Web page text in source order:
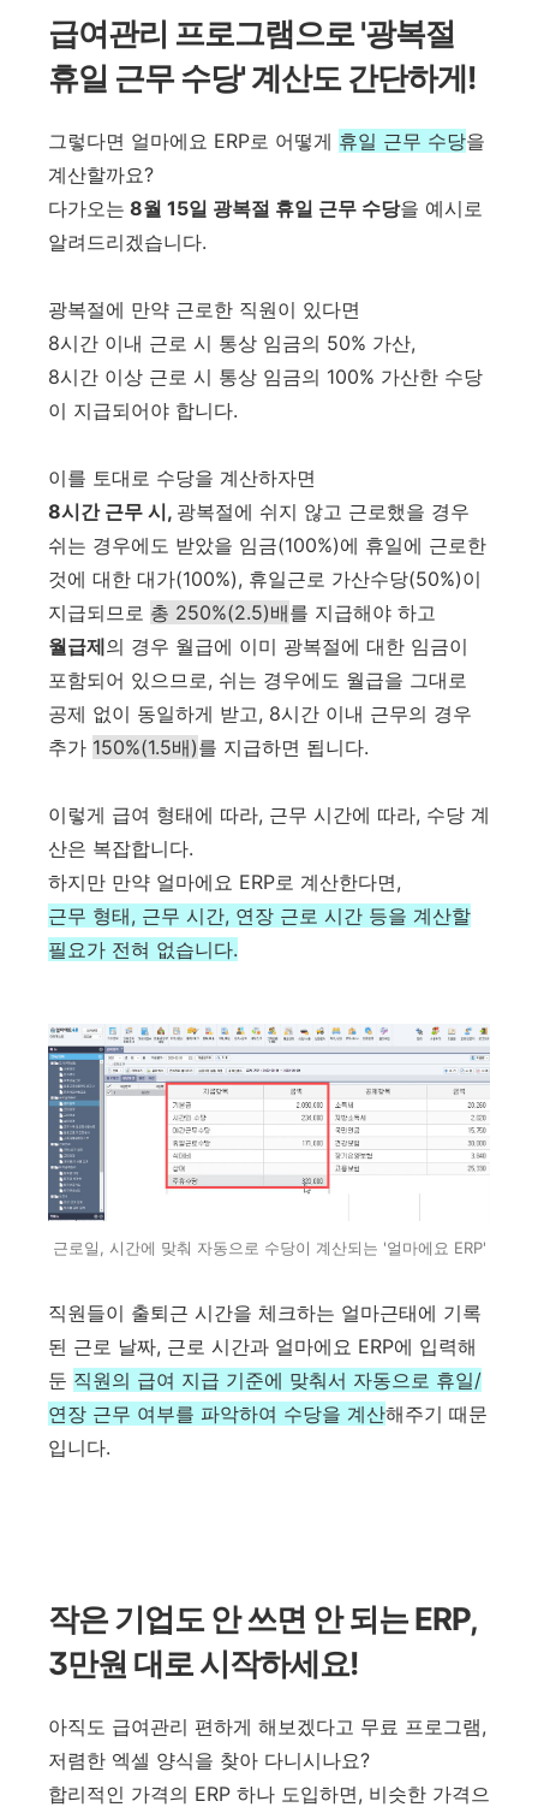
급여관리 프로그램으로 '광복절
휴일 근무 수당' 계산도 간단하게!
그렇다면 얼마에요 ERP로 어떻게 휴일 근무 수당을
계산할까요?
다가오는 8월 15일 광복절 휴일 근무 수당을 예시로
알려드리겠습니다.
광복절에 만약 근로한 직원이 있다면
8시간 이내 근로 시 통상 임금의 50% 가산,
8시간 이상 근로 시 통상 임금의 100% 가산한 수당
이 지급되어야 합니다.
이를 토대로 수당을 계산하자면
8시간 근무 시, 광복절에 쉬지 않고 근로했을 경우
쉬는 경우에도 받았을 임금(100%)에 휴일에 근로한
것에 대한 대가(100%), 휴일근로 가산수당(50%)이
지급되므로 총 250%(2.5)배를 지급해야 하고
월급제의 경우 월급에 이미 광복절에 대한 임금이
포함되어 있으므로, 쉬는 경우에도 월급을 그대로
공제 없이 동일하게 받고, 8시간 이내 근무의 경우
추가 150%(1.5배)를 지급하면 됩니다.
이렇게 급여 형태에 따라, 근무 시간에 따라, 수당 계
산은 복잡합니다.
하지만 만약 얼마에요 ERP로 계산한다면,
근무 형태, 근무 시간, 연장 근로 시간 등을 계산할
필요가 전혀 없습니다.
근로일, 시간에 맞춰 자동으로 수당이 계산되는 '얼마에요 ERP'
직원들이 출퇴근 시간을 체크하는 얼마근태에 기록
된 근로 날짜, 근로 시간과 얼마에요 ERP에 입력해
둔 직원의 급여 지급 기준에 맞춰서 자동으로 휴일/
연장 근무 여부를 파악하여 수당을 계산해주기 때문
입니다.
작은 기업도 안 쓰면 안 되는 ERP,
3만원 대로 시작하세요!
아직도 급여관리 편하게 해보겠다고 무료 프로그램,
저렴한 엑셀 양식을 찾아 다니시나요?
합리적인 가격의 ERP 하나 도입하면, 비슷한 가격으